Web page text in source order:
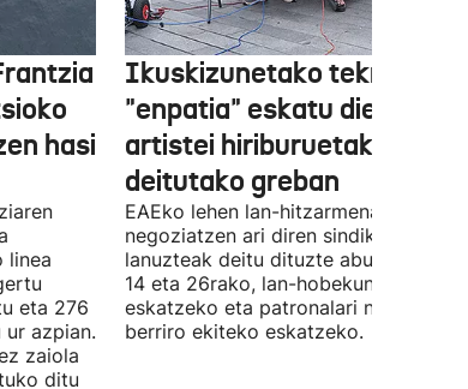
hasi
linea
eta 276
azpian.
zaiola
ditu
Ikuskizunetako teknikariek
"enpatia" eskatu diete
artistei hiriburuetako
deitutako greban
EAEko lehen lan-hitzarmena
negoziatzen ari diren sindikatuek
lanuzteak deitu dituzte abuztuaren 5,
14 eta 26rako, lan-hobekuntzak
eskatzeko eta patronalari
berriro ekiteko eskatzeko.